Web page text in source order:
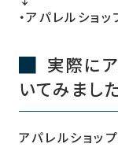
・アパレルショッ
実際に
いてみました
アパレルショ